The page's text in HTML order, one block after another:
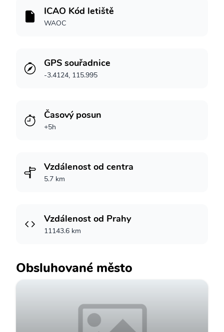
ICAO Kód letiště
WAOC
GPS souřadnice
-3.4124, 115.995
Časový posun
+5h
Vzdálenost od centra
5.7 km
Vzdálenost od Prahy
11143.6 km
Obsluhované město